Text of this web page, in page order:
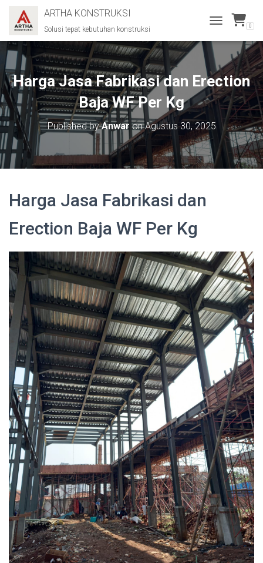
ARTHA KONSTRUKSI
Solusi tepat kebutuhan konstruksi
O
G
L
E
N
G
A
0
Harga Jasa Fabrikasi dan Erection
Baja WF Per Kg
Published byAnwar onAgustus 30, 2025
Harga Jasa Fabrikasi dan
Erection Baja WF Per Kg